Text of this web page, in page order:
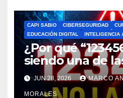
CAPI SABIO CIBERSEGURIDAD
EDUCACIÓN DIGITAL
INTELIGENCIA
¿Por qué
siendo una de
contraseñas
peligrosas del
JUN 28, 2026 MARCO
MORALES